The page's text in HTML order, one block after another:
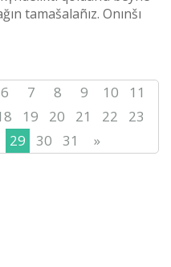
tamašalañız. Onınšı
6 7 8 9 10
11
19 20 21 22
23
29 30 31 »